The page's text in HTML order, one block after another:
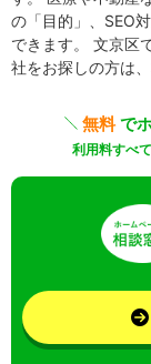
の「目的」、SEO
できます。 文京区
社をお探しの方は
無料で
利用料すべ